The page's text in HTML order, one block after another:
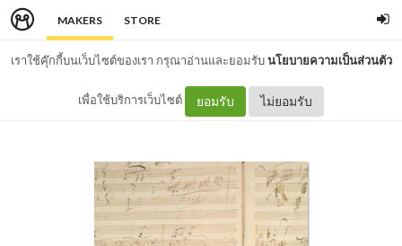
MAKERS STORE
เราใช้คุ๊กกี้บนเว็บไซต์ของเรา กรุณาอ่านและยอมรับนโยบายความเป็นส่วนตัว
เพื่อใช้บริการเว็บไซต์ ยอมรับ ไม่ยอมรับ